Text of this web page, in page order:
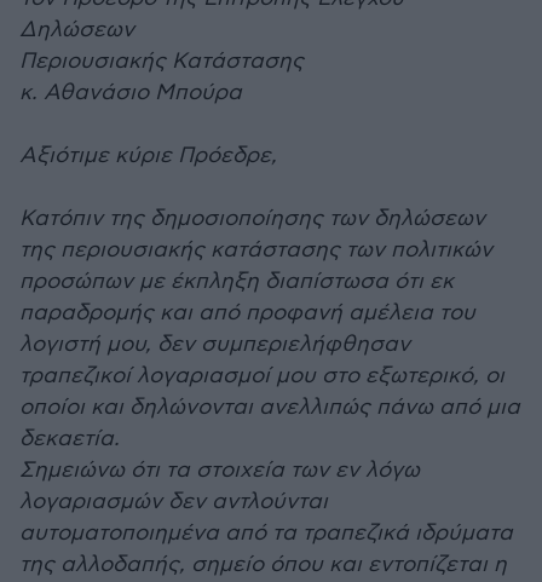
Δηλώσεων
Περιουσιακής Κατάστασης
κ. Αθανάσιο Μπούρα
Αξιότιμε κύριε Πρόεδρε,
Κατόπιν της δημοσιοποίησης των δηλώσεων
της περιουσιακής κατάστασης των πολιτικών
προσώπων με έκπληξη διαπίστωσα ότι εκ
παραδρομής και από προφανή αμέλεια του
λογιστή μου, δεν συμπεριελήφθησαν
τραπεζικοί λογαριασμοί μου στο εξωτερικό, οι
οποίοι και δηλώνονται ανελλιπώς πάνω από μια
δεκαετία.
Σημειώνω ότι τα στοιχεία των εν λόγω
λογαριασμών δεν αντλούνται
αυτοματοποιημένα από τα τραπεζικά ιδρύματα
της αλλοδαπής, σημείο όπου και εντοπίζεται η